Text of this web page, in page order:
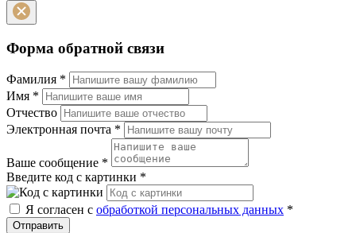
Форма обратной связи
Фамилия *
Имя *
Отчество
Электронная почта *
Ваше сообщение *
Введите код с картинки *
Я согласен с обработкой персональных данных *
Отправить